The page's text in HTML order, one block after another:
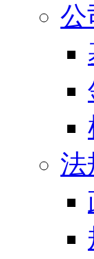
公
法